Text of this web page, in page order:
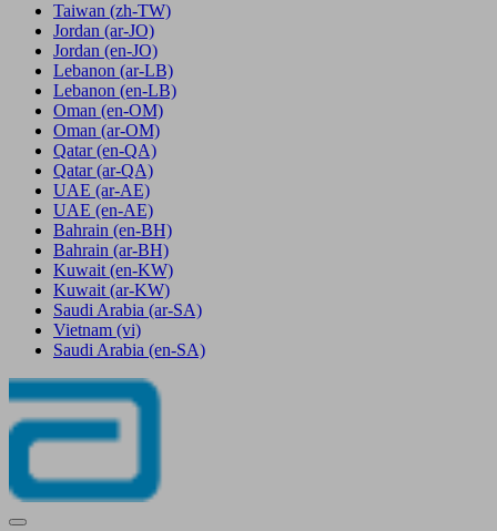
Taiwan (zh-TW)
Jordan (ar-JO)
Jordan (en-JO)
Lebanon (ar-LB)
Lebanon (en-LB)
Oman (en-OM)
Oman (ar-OM)
Qatar (en-QA)
Qatar (ar-QA)
UAE (ar-AE)
UAE (en-AE)
Bahrain (en-BH)
Bahrain (ar-BH)
Kuwait (en-KW)
Kuwait (ar-KW)
Saudi Arabia (ar-SA)
Vietnam (vi)
Saudi Arabia (en-SA)